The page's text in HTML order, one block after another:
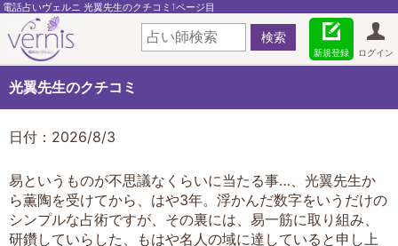
電話占いヴェルニ 光翼先生のクチコミ1ページ目
ログイン
新規登録
光翼先生のクチコミ
日付：2026/8/3
易というものが不思議なくらいに当たる事…、光翼先生か
ら薫陶を受けてから、はや3年。浮かんだ数字をいうだけの
シンプルな占術ですが、その裏には、易一筋に取り組み、
研鑽していらした、もはや名人の域に達していると申し上